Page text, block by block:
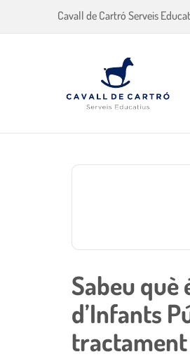
Cavall de Cartró Serveis
Sabeu què
d’Infants
tractament